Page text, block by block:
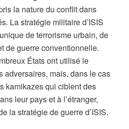
la nature du conflit dans
La stratégie militaire d’ISIS
de terrorisme urbain, de
de guerre conventionnelle.
États ont utilisé le
adversaires, mais, dans le cas
kamikazes qui ciblent des
leur pays et à l’étranger,
la stratégie de guerre d’ISIS.